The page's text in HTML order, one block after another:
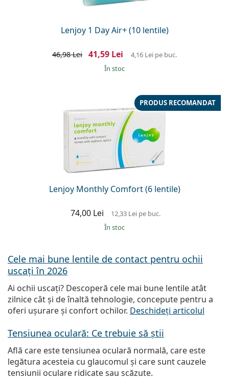
Lenjoy 1 Day Air+ (10 lentile)
46,98 Lei 41,59 Lei 4,16 Leipe buc.
În stoc
Lenjoy Monthly Comfort (6 lentile)
PRODUS RECOMANDAT
74,00 Lei 12,33 Lei pe buc.
În stoc
Cele mai bune lentile de contact pentru ochii
uscați în 2026
Ai ochii uscați? Descoperă cele mai bune lentile atât
zilnice cât și de înaltă tehnologie, concepute pentru a
oferi ușurare și confort ochilor. Deschideți articolul
Tensiunea oculară: Ce trebuie să știi
Află care este tensiunea oculară normală, care este
legătura acesteia cu glaucomul și care sunt cauzele
tensiunii oculare ridicate sau scăzute.